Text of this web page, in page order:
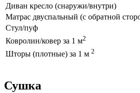
Диван кресло (снаружи/внутри)
Матрас двуспальный (с обратной
Стул/пуф
Ковролин/ковер за 1 м2
Шторы (плотные) за 1 м 2
Сушка